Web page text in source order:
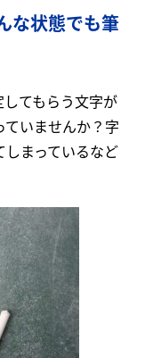
な状態でも筆
てもらう文字が
いませんか？字
まっているなど